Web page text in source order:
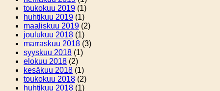
toukokuu 2019 (1)
huhtikuu 2019 (1)
maaliskuu 2019 (2)
joulukuu 2018 (1)
marraskuu 2018 (3)
syyskuu 2018 (1)
elokuu 2018 (2)
kesäkuu 2018 (1)
toukokuu 2018 (2)
huhtikuu 2018 (1)